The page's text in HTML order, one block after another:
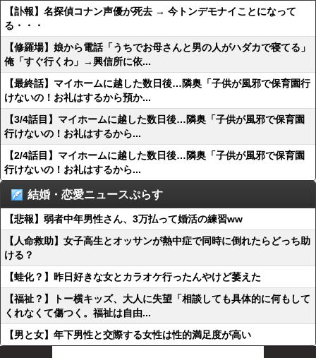
【訃報】名探偵コナン声優が死去 → 今トンデモナイことになって
る・・・
【修羅場】娘から電話「うちでお母さんと男の人がハダカで寝てる」
俺「すぐ行くわ」→興信所に依...
【最終話】マイホームに越した数日後…隣奥「子供が風邪で保育園行
けないの！お礼はするから預か...
【3/4話目】マイホームに越した数日後…隣奥「子供が風邪で保育園
行けないの！お礼はするから...
【2/4話目】マイホームに越した数日後…隣奥「子供が風邪で保育園
行けないの！お礼はするから...
結婚・恋愛ニュースぷらす
【悲報】弱者中年男性さん、3万払って婚活の練習ww
【人命救助】女子高生とオッサンが熱中症で同時に倒れたらどっち助
ける？
【蛙化？】昨日好きな女とカラオケ行ったんやけど萎えた
【福祉？】トー横キッズ、大人に失望「相談しても具体的に何もして
くれなくて傷つく。福祉は自由...
【男と女】年下男性と交際する女性は性的満足度が高い